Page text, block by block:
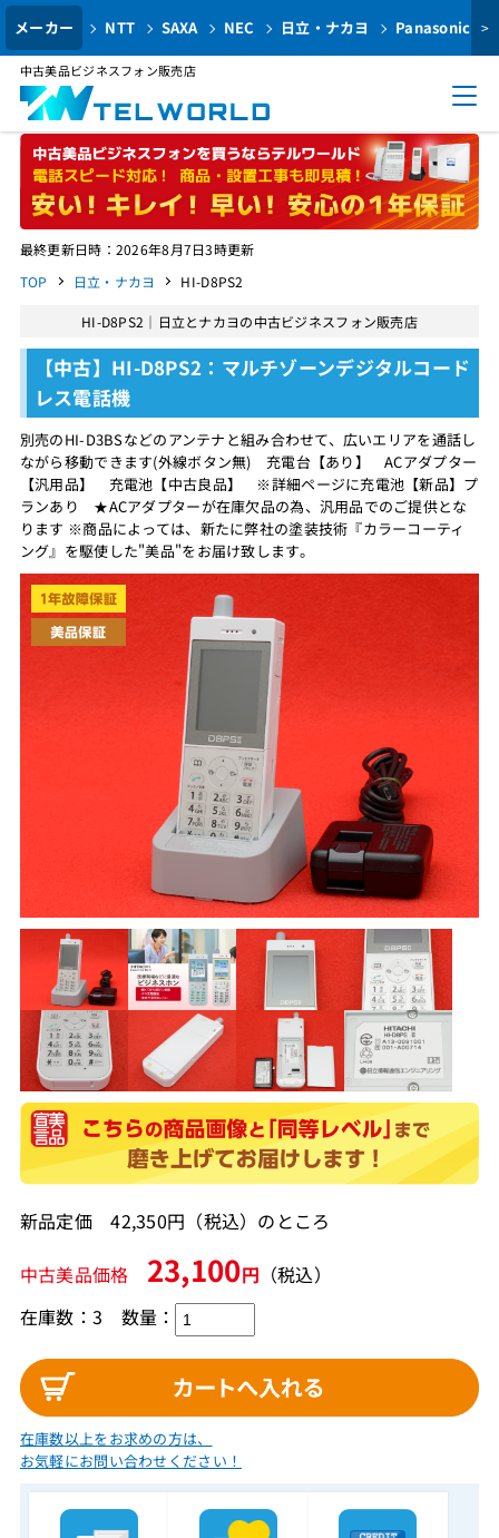
メーカー NTT SAXA NEC 日立・ナカヨ Panasonic >
中古美品ビジネスフォン販売店
最終更新日時：2026年8月7日3時更新
TOP
日立・ナカヨ HI-D8PS2
HI-D8PS2｜日立とナカヨの中古ビジネスフォン販売店
【中古】HI-D8PS2：マルチゾーンデジタルコード
レス電話機
別売のHI-D3BSなどのアンテナと組み合わせて、広いエリアを通話し
ながら移動できます(外線ボタン無) 充電台【あり】 ACアダプター
【汎用品】 充電池【中古良品】 ※詳細ページに充電池【新品】プ
ランあり ★ACアダプターが在庫欠品の為、汎用品でのご提供とな
ります ※商品によっては、新たに弊社の塗装技術『カラーコーティ
ング』を駆使した"美品"をお届け致します。
新品定価 42,350円（税込）のところ
中古美品価格 23,100円 （税込）
在庫数：3 数量：
在庫数以上をお求めの方は、
お気軽にお問い合わせください！